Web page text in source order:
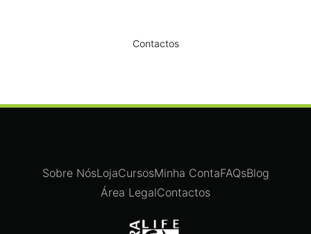
Contactos
Sobre NósLojaCursosMinha ContaFAQsBlog
Área LegalContactos